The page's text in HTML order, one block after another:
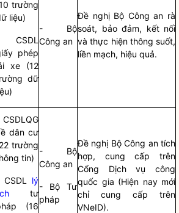
trường
liệu)
CSDL
phép
xe (12
dữ
- Bộ
Công an
Đề nghị Bộ Công an rà
soát, bảo đảm, kết nối
và thực hiện thông suốt,
liền mạch, hiệu quả.
CSDLQG
dân cư
trường
tin)
CSDL lý
tư
(16
- Bộ
Công an
- Bộ Tư
pháp
Đề nghị Bộ Công an tích
hợp, cung cấp trên
Cổng Dịch vụ công
quốc gia (Hiện nay mới
chỉ cung cấp trên
VNeID).